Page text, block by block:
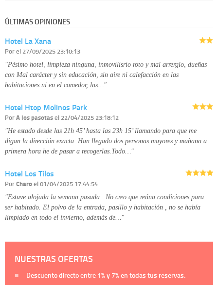
Derechos:tiene derecho a saber qué información tenemos sobre usted,
disponible en nuestra página web.
Información complementaria:
ÚLTIMAS OPINIONES
Hotel La Xana
Porel 27/09/2025 23:10:13
"Pésimo hotel, limpieza ninguna, inmovilisrio roto y mal arrerglo, dueñas
con Mal carácter y sin educación, sin aire ni calefacción en las
habitaciones ni en el comedor, las…"
Hotel Htop Molinos Park
PorA los pasotasel 22/04/2025 23:18:12
"He estado desde las 21h 45’ hasta las 23h 15’ llamando para que me
digan la dirección exacta. Han llegado dos personas mayores y mañana a
primera hora he de pasar a recogerlas.Todo…"
Hotel Los Tilos
PorCharoel 01/04/2025 17:44:54
"Estuve alojada la semana pasada...No creo que reúna condiciones para
ser habitado. El polvo de la entrada, pasillo y habitación , no se había
limpiado en todo el invierno, además de…"
NUESTRAS OFERTAS
Descuento directo entre 1%y 7%en todas tus reservas.